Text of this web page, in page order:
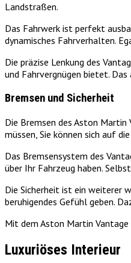
Landstraßen.
Das Fahrwerk ist perfekt
dynamisches Fahrverhalten.
Die präzise Lenkung des
und Fahrvergnügen bietet.
Bremsen und Sicherheit
Die Bremsen des Aston
müssen, Sie können sich auf
Das Bremsensystem des
über Ihr Fahrzeug haben.
Die Sicherheit ist ein weiterer
beruhigendes Gefühl geben.
Mit dem Aston Martin Vantage
Luxuriöses Interieur